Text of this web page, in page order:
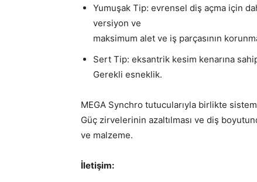
Yumuşak Tip: evrensel diş açma için
versiyon ve
maksimum alet ve iş parçasının
Sert Tip: eksantrik kesim kenarına
Gerekli esneklik.
MEGA Synchro tutucularıyla birlikte
Güç zirvelerinin azaltılması ve diş
ve malzeme.
İletişim: